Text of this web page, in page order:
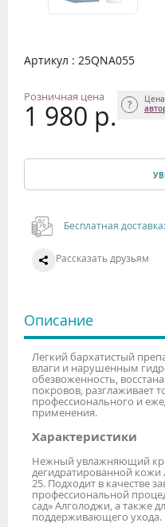
Артикул : 25QNA055
Розничная цена
1 980 р.
Бесплатная доставка:
Рассказать друзьям
Описание
Легкий бархатистый
влаги и нарушенным
обезвоженность,
покровов, разглаживает
профессионального и
применения.
Характеристики
Нежный увлажняющий
дегидратированной кожи
25. Подходит в качестве
профессиональной
сад» Алголоджи, а также
поддерживающего ухода.